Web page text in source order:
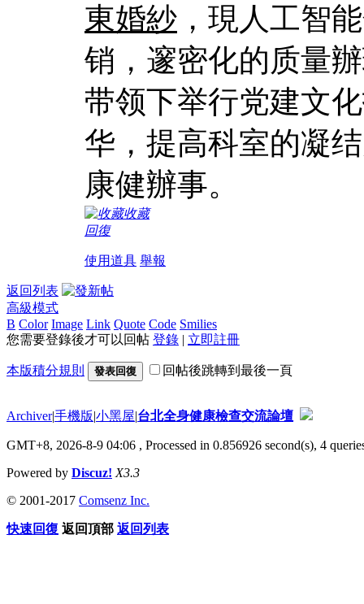
東婚紗 ，現人工智
销，邃密化的质量
带领下举行党建文
华，提高科室的凝
康健辦事。
收藏
回復
使用道具 舉報
返回列表
高級模式
B Color Image Link Quote Code Smilies
您需要登錄後才可以回帖 登錄 | 立即註冊
本版積分規則 發表回復 回帖後跳轉到最後一頁
Archiver|手機版|小黑屋|台北全身健康檢查交流論壇
GMT+8, 2026-8-9 04:06 , Processed in 0.856926 second(s), 4
Powered by Discuz! X3.3
© 2001-2017 Comsenz Inc.
快速回復 返回頂部 返回列表